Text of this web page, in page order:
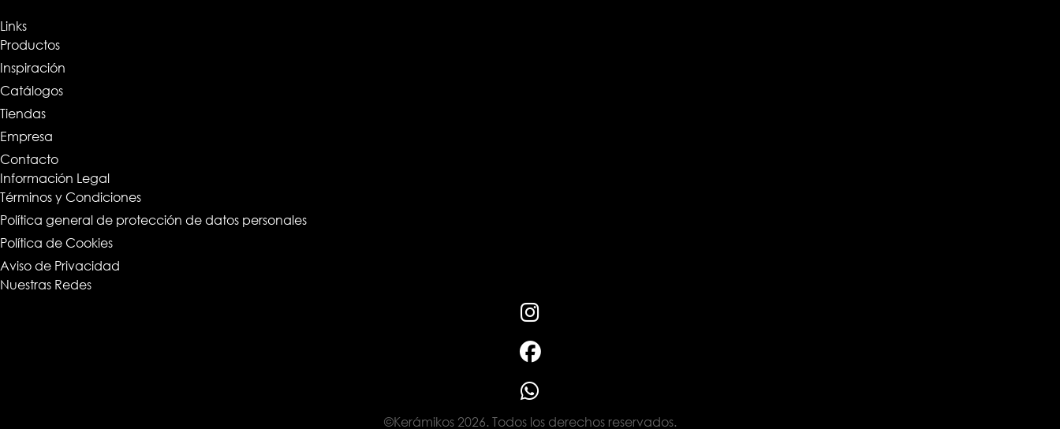
Links
Productos
Inspiración
Catálogos
Tiendas
Empresa
Contacto
Información Legal
Términos y Condiciones
Política general de protección de datos personales
Política de Cookies
Aviso de Privacidad
Nuestras Redes
©Kerámikos 2026. Todos los derechos reservados.